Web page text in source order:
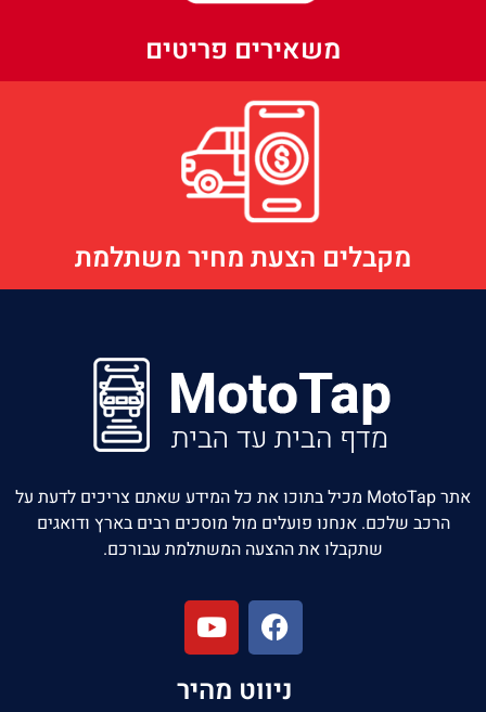
משאירים פריטים
מקבלים הצעת מחיר משתלמת
אתר MotoTap מכיל בתוכו את כל המידע שאתם צריכים לדעת על
הרכב שלכם. אנחנו פועלים מול מוסכים רבים בארץ ודואגים
שתקבלו את ההצעה המשתלמת עבורכם.
ניווט מהיר